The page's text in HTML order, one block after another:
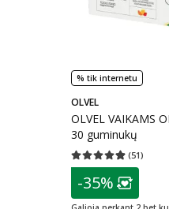
% tik internetu
OLVEL
OLVEL VAIKAMS
30 guminukų
(51)
Vidutinis įvertinimas
patarimas
-35%